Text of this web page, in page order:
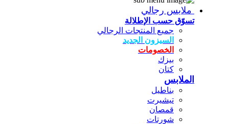
ملابس رجالي
تسوّق حسب الإطلالة
جميع المنتجات الرجالي
السيزون الجديد
الخصومات
بيزك
كتان
الملابس
بناطيل
تيشيرت
قمصان
شورتات